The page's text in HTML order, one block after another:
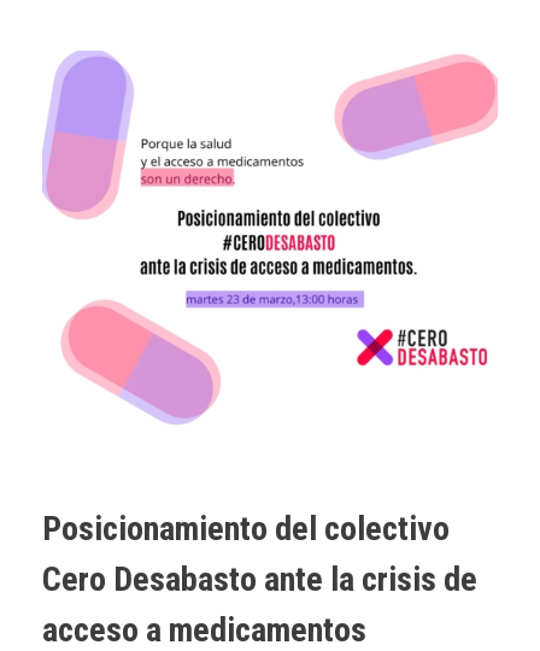
Posicionamiento del colectivo
Cero Desabasto ante la crisis de
acceso a medicamentos